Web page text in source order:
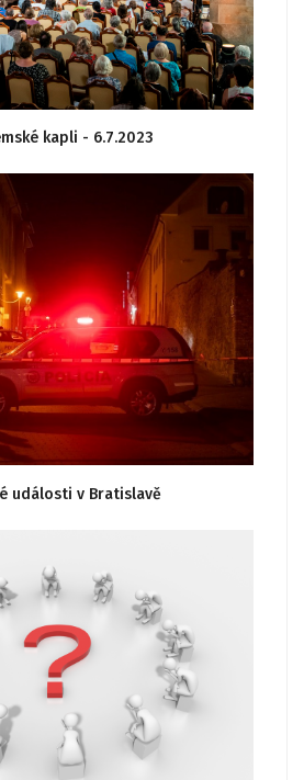
kapli - 6.7.2023
události v Bratislavě